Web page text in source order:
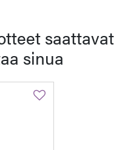
saattavat
sinua